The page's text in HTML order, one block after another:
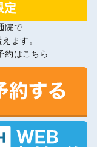
定
院で
ます。
約はこちら